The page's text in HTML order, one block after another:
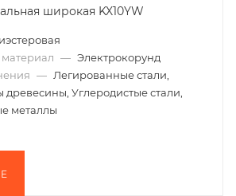
широкая KX10YW
— Электрокорунд
— Легированные стали,
Углеродистые стали,
металлы